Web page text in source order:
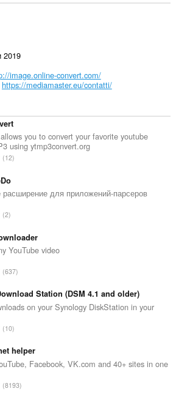
2019
image.online-convert.com/
https://mediamaster.eu/contatti/
you to convert your favorite youtube
using ytmp3convert.org
н
12
расширение для приложений-парсеров
н
2
YouTube video
637
Station (DSM 4.1 and older)
on your Synology DiskStation in your
10
helper
Facebook, VK.com and 40+ sites in one
8193